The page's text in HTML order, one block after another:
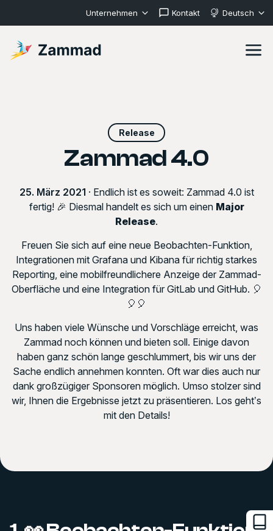
Unternehmen Kontakt Deutsch
Release
Zammad 4.0
25. März 2021 · Endlich ist es soweit: Zammad 4.0 ist
fertig! 🎉 Diesmal handelt es sich um einen Major
Release.
Freuen Sie sich auf eine neue Beobachten-Funktion,
Integrationen mit Grafana und Kibana für richtig starkes
Reporting, eine mobilfreundlichere Anzeige der Zammad-
Oberfläche und eine Integration für GitLab und GitHub. 🎈
🎈🎈
Uns haben viele Wünsche und Vorschläge erreicht, was
Zammad noch können und bieten soll. Einige davon
haben ganz schön lange geschlummert, bis wir uns der
Sache endlich annehmen konnten. Oft war dies auch nur
dank großzügiger Sponsoren möglich. Umso stolzer sind
wir, Ihnen die Ergebnisse jetzt zu präsentieren. Los geht’s
mit den Details!